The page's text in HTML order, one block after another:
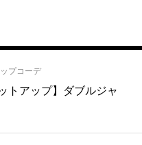
プコーデ
トアップ】ダブルジャ